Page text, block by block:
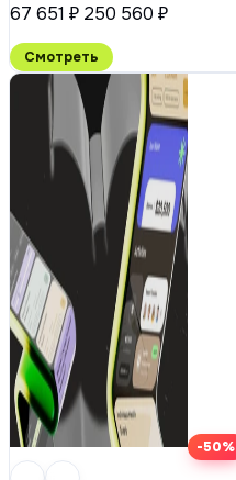
67 651 ₽ 250 560 ₽
Смотреть
-50%